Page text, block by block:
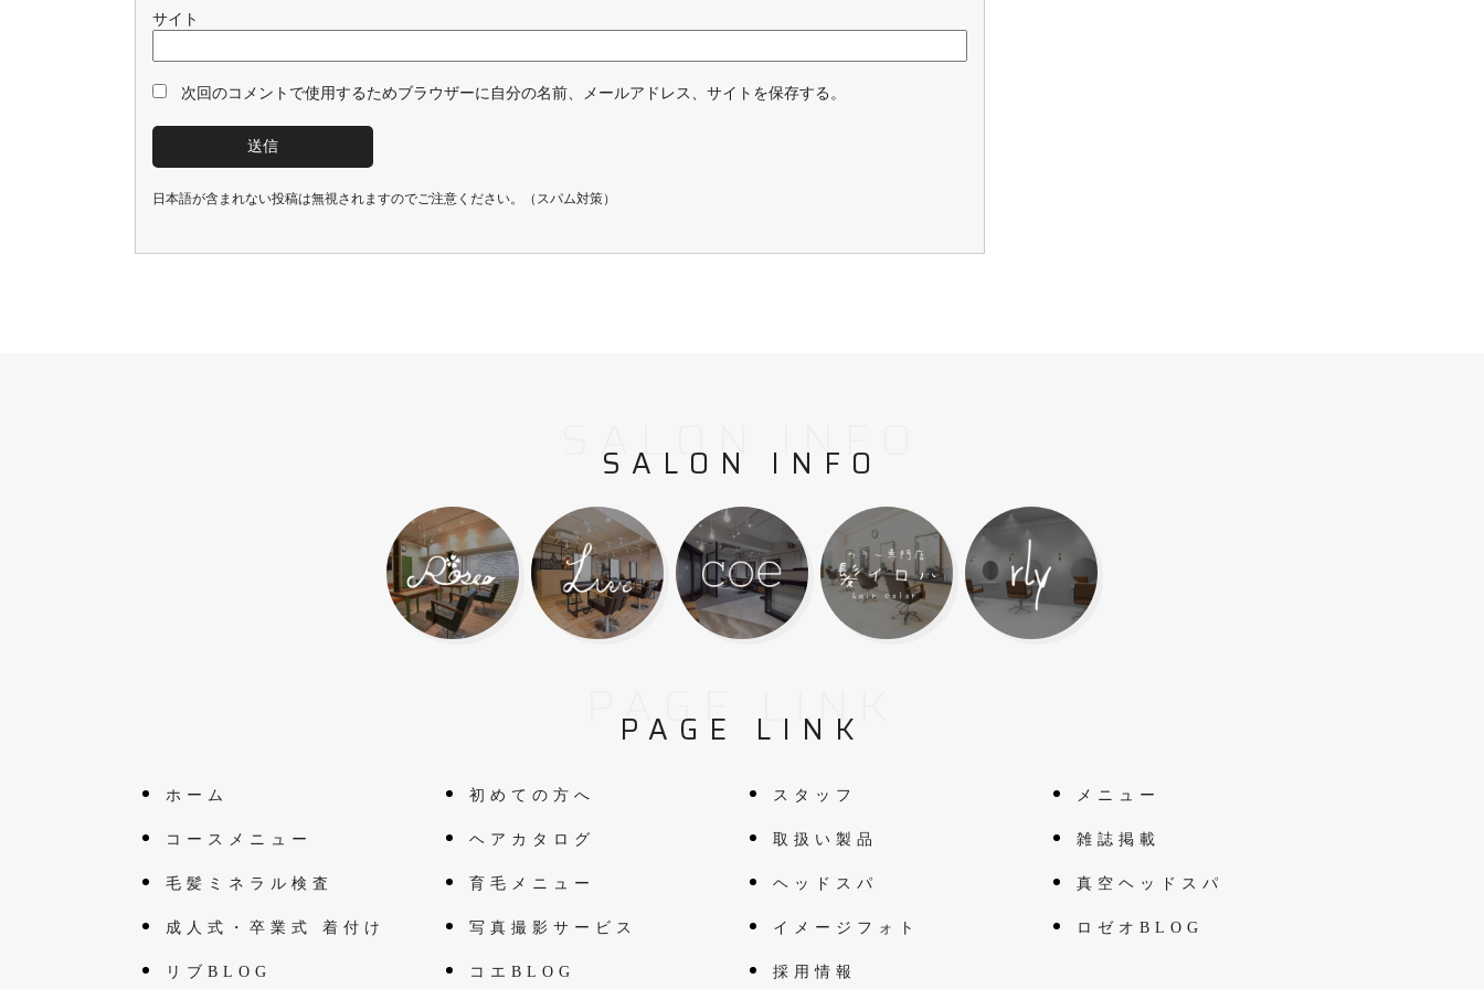
サイト
次回のコメントで使用するためブラウザーに自分の名前、メールアドレス、サイトを保存する。
日本語が含まれない投稿は無視されますのでご注意ください。（スパム対策）
SALON INFO
SALON INFO
PAGE LINK
PAGE LINK
ホーム 初めての方へ スタッフ メニュー
コースメニュー ヘアカタログ 取扱い製品 雑誌掲載
毛髪ミネラル検査 育毛メニュー ヘッドスパ 真空ヘッドスパ
成人式・卒業式 着付け 写真撮影サービス イメージフォト ロゼオBLOG
リブBLOG コエBLOG 採用情報